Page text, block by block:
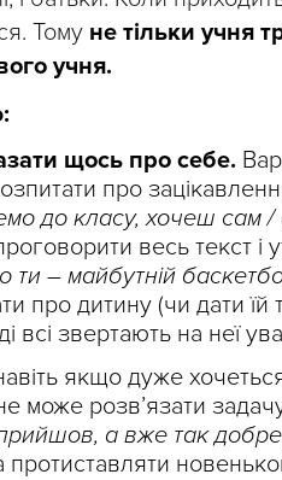
Тому не тільки учня
учня.
щось про себе.
про
до класу, хочеш сам
весь текст і
– майбутній
про дитину (чи дати
всі звертають на неї
якщо дуже
може розв’язати
а вже так добре